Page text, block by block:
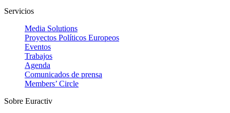
Servicios
Media Solutions
Proyectos Políticos Europeos
Eventos
Trabajos
Agenda
Comunicados de prensa
Members’ Circle
Sobre Euractiv